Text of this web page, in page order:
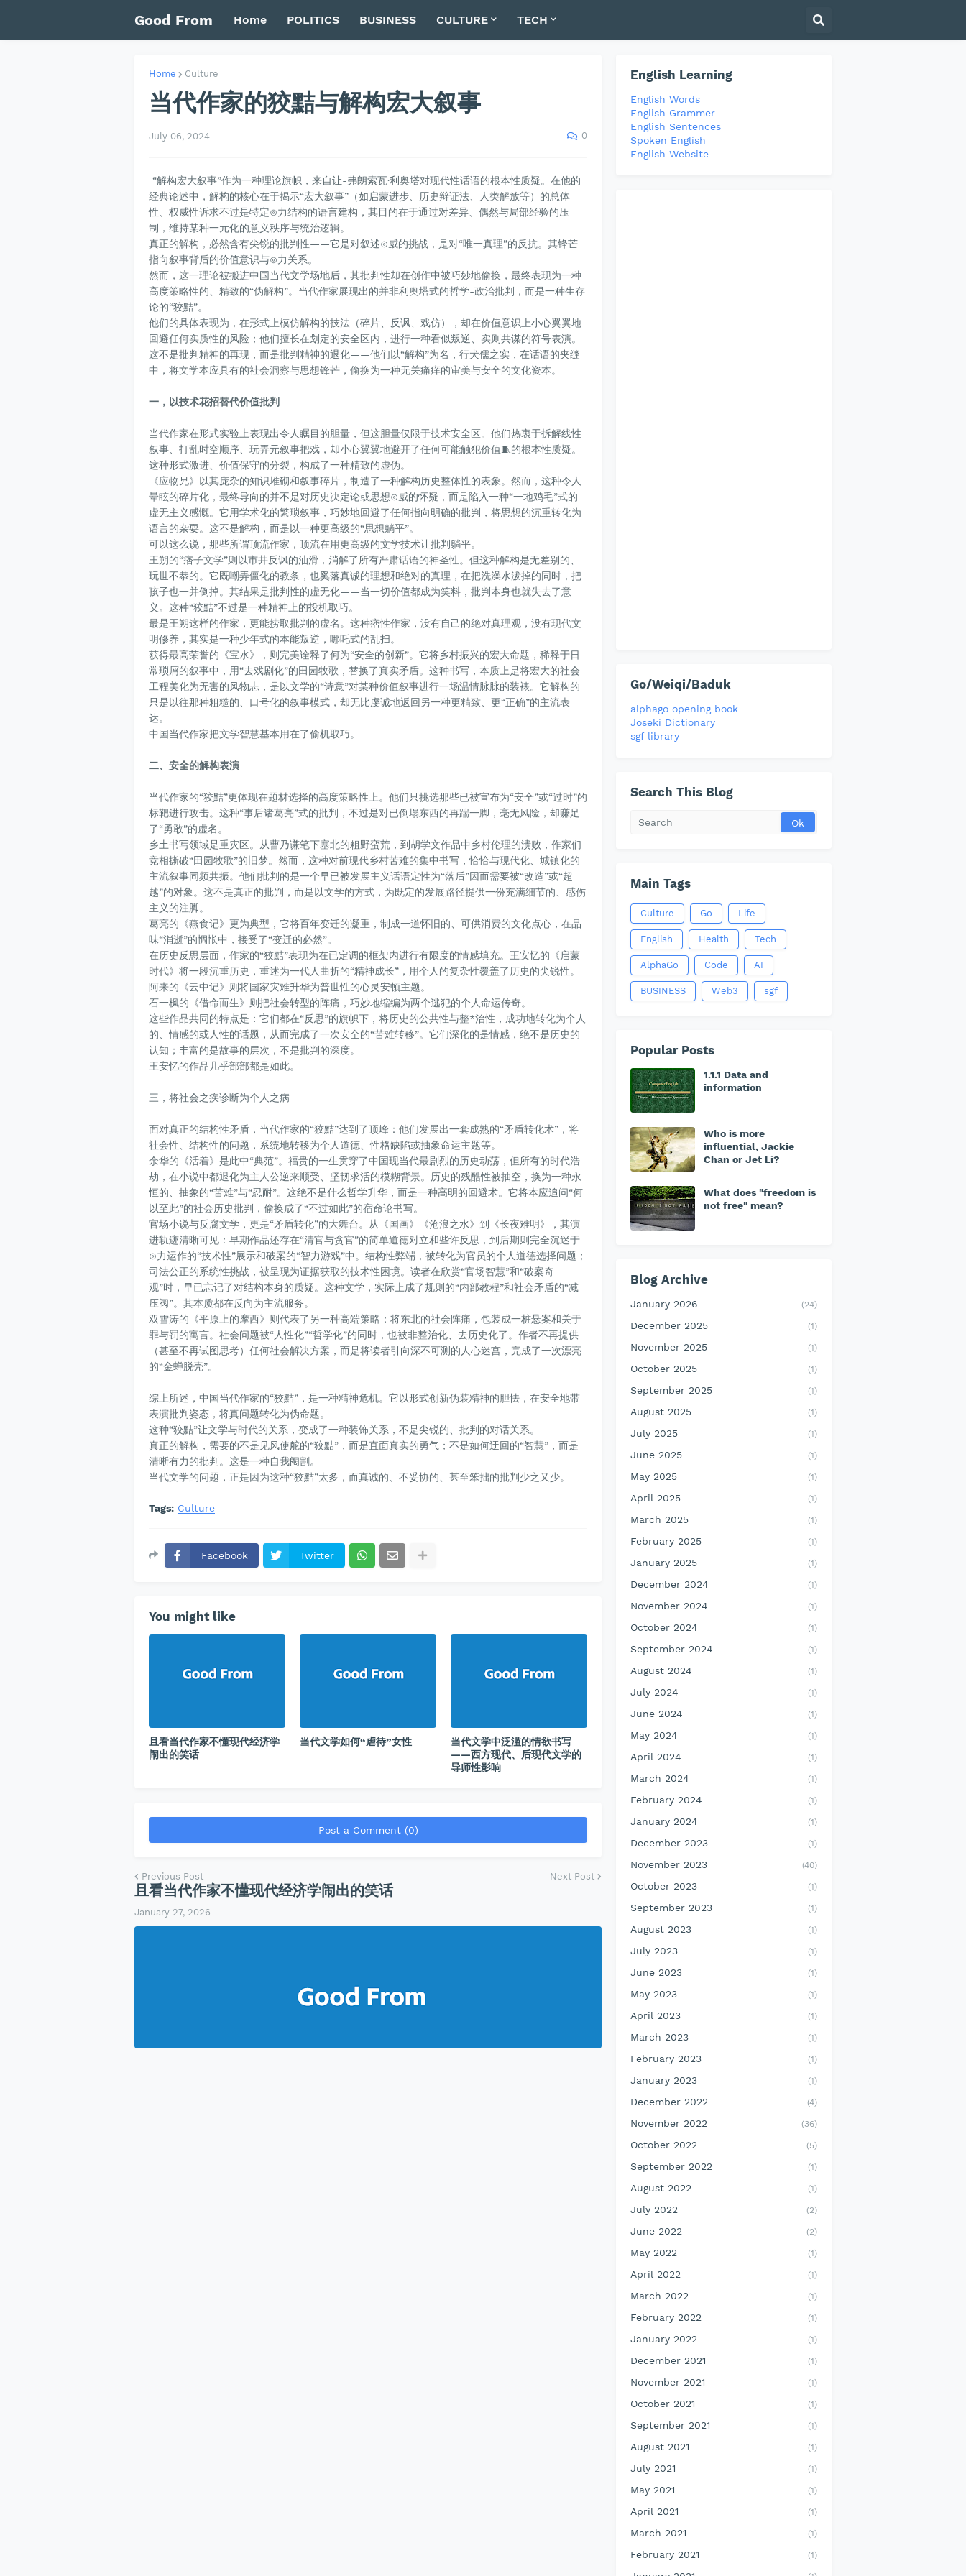
Good From Home POLITICS BUSINESS CULTURE TECH
Home Culture
当代作家的狡黠与解构宏大叙事
July 06, 2024 0
“解构宏大叙事”作为一种理论旗帜，来自让-弗朗索瓦·利奥塔对现代性话语的根本性质疑。在他的
经典论述中，解构的核心在于揭示“宏大叙事”（如启蒙进步、历史辩证法、人类解放等）的总体
性、权威性诉求不过是特定⊙力结构的语言建构，其目的在于通过对差异、偶然与局部经验的压
制，维持某种一元化的意义秩序与统治逻辑。
真正的解构，必然含有尖锐的批判性——它是对叙述⊙威的挑战，是对“唯一真理”的反抗。其锋芒
指向叙事背后的价值意识与⊙力关系。
然而，这一理论被搬进中国当代文学场地后，其批判性却在创作中被巧妙地偷换，最终表现为一种
高度策略性的、精致的“伪解构”。当代作家展现出的并非利奥塔式的哲学-政治批判，而是一种生存
论的“狡黠”。
他们的具体表现为，在形式上模仿解构的技法（碎片、反讽、戏仿），却在价值意识上小心翼翼地
回避任何实质性的风险；他们擅长在划定的安全区内，进行一种看似叛逆、实则共谋的符号表演。
这不是批判精神的再现，而是批判精神的退化——他们以“解构”为名，行犬儒之实，在话语的夹缝
中，将文学本应具有的社会洞察与思想锋芒，偷换为一种无关痛痒的审美与安全的文化资本。
一，以技术花招替代价值批判
当代作家在形式实验上表现出令人瞩目的胆量，但这胆量仅限于技术安全区。他们热衷于拆解线性
叙事、打乱时空顺序、玩弄元叙事把戏，却小心翼翼地避开了任何可能触犯价值🧵的根本性质疑。
这种形式激进、价值保守的分裂，构成了一种精致的虚伪。
《应物兄》以其庞杂的知识堆砌和叙事碎片，制造了一种解构历史整体性的表象。然而，这种令人
晕眩的碎片化，最终导向的并不是对历史决定论或思想⊙威的怀疑，而是陷入一种“一地鸡毛”式的
虚无主义感慨。它用学术化的繁琐叙事，巧妙地回避了任何指向明确的批判，将思想的沉重转化为
语言的杂耍。这不是解构，而是以一种更高级的“思想躺平”。
可以这么说，那些所谓顶流作家，顶流在用更高级的文学技术让批判躺平。
王朔的“痞子文学”则以市井反讽的油滑，消解了所有严肃话语的神圣性。但这种解构是无差别的、
玩世不恭的。它既嘲弄僵化的教条，也奚落真诚的理想和绝对的真理，在把洗澡水泼掉的同时，把
孩子也一并倒掉。其结果是批判性的虚无化——当一切价值都成为笑料，批判本身也就失去了意
义。这种“狡黠”不过是一种精神上的投机取巧。
最是王朔这样的作家，更能捞取批判的虚名。这种痞性作家，没有自己的绝对真理观，没有现代文
明修养，其实是一种少年式的本能叛逆，哪吒式的乱扫。
获得最高荣誉的《宝水》，则完美诠释了何为“安全的创新”。它将乡村振兴的宏大命题，稀释于日
常琐屑的叙事中，用“去戏剧化”的田园牧歌，替换了真实矛盾。这种书写，本质上是将宏大的社会
工程美化为无害的风物志，是以文学的“诗意”对某种价值叙事进行一场温情脉脉的装裱。它解构的
只是以往那种粗糙的、口号化的叙事模式，却无比虔诚地返回另一种更精致、更“正确”的主流表
达。
中国当代作家把文学智慧基本用在了偷机取巧。
二、安全的解构表演
当代作家的“狡黠”更体现在题材选择的高度策略性上。他们只挑选那些已被宣布为“安全”或“过时”的
标靶进行攻击。这种“事后诸葛亮”式的批判，不过是对已倒塌东西的再踹一脚，毫无风险，却赚足
了“勇敢”的虚名。
乡土书写领域是重灾区。从曹乃谦笔下塞北的粗野蛮荒，到胡学文作品中乡村伦理的溃败，作家们
竞相撕破“田园牧歌”的旧梦。然而，这种对前现代乡村苦难的集中书写，恰恰与现代化、城镇化的
主流叙事同频共振。他们批判的是一个早已被发展主义话语定性为“落后”因而需要被“改造”或“超
越”的对象。这不是真正的批判，而是以文学的方式，为既定的发展路径提供一份充满细节的、感伤
主义的注脚。
葛亮的《燕食记》更为典型，它将百年变迁的凝重，制成一道怀旧的、可供消费的文化点心，在品
味“消逝”的惆怅中，接受了“变迁的必然”。
在历史反思层面，作家的“狡黠”表现为在已定调的框架内进行有限度的情感填充。王安忆的《启蒙
时代》将一段沉重历史，重述为一代人曲折的“精神成长”，用个人的复杂性覆盖了历史的尖锐性。
阿来的 《云中记》 则将国家灾难升华为普世性的心灵安顿主题。
石一枫的 《借命而生》 则把社会转型的阵痛，巧妙地缩编为两个逃犯的个人命运传奇。
这些作品共同的特点是：它们都在“反思”的旗帜下，将历史的公共性与整*治性，成功地转化为个人
的、情感的或人性的话题，从而完成了一次安全的“苦难转移”。它们深化的是情感，绝不是历史的
认知；丰富的是故事的层次，不是批判的深度。
王安忆的作品几乎部部都是如此。
三，将社会之疾诊断为个人之病
面对真正的结构性矛盾，当代作家的“狡黠”达到了顶峰：他们发展出一套成熟的“矛盾转化术”，将
社会性、结构性的问题，系统地转移为个人道德、性格缺陷或抽象命运主题等。
余华的 《活着》 是此中“典范”。福贵的一生贯穿了中国现当代最剧烈的历史动荡，但所有的时代浩
劫，在小说中都退化为主人公逆来顺受、坚韧求活的模糊背景。历史的残酷性被抽空，换为一种永
恒的、抽象的“苦难”与“忍耐”。这绝不是什么哲学升华，而是一种高明的回避术。它将本应追问“何
以至此”的社会历史批判，偷换成了“不过如此”的宿命论书写。
官场小说与反腐文学，更是“矛盾转化”的大舞台。从《国画》
《沧浪之水》 到《长夜难明》，其演
进轨迹清晰可见：早期作品还存在“清官与贪官”的简单道德对立和些许反思，到后期则完全沉迷于
⊙力运作的“技术性”展示和破案的“智力游戏”中。结构性弊端，被转化为官员的个人道德选择问题；
司法公正的系统性挑战，被呈现为证据获取的技术性困境。读者在欣赏“官场智慧”和“破案奇
观”时，早已忘记了对结构本身的质疑。这种文学，实际上成了规则的“内部教程”和社会矛盾的“减
压阀”。其本质都在反向为主流服务。
双雪涛的《平原上的摩西》则代表了另一种高端策略：将东北的社会阵痛，包装成一桩悬案和关于
罪与罚的寓言。社会问题被“人性化”“哲学化”的同时，也被非整治化、去历史化了。作者不再提供
（甚至不再试图思考）任何社会解决方案，而是将读者引向深不可测的人心迷宫，完成了一次漂亮
的“金蝉脱壳”。
综上所述，中国当代作家的“狡黠”，是一种精神危机。它以形式创新伪装精神的胆怯，在安全地带
表演批判姿态，将真问题转化为伪命题。
这种“狡黠”让文学与时代的关系，变成了一种装饰关系，不是尖锐的、批判的对话关系。
真正的解构，需要的不是见风使舵的“狡黠”，而是直面真实的勇气；不是如何迂回的“智慧”，而是
清晰有力的批判。这是一种自我阉割。
当代文学的问题，正是因为这种“狡黠”太多，而真诚的、不妥协的、甚至笨拙的批判少之又少。
Tags: Culture
Facebook Twitter
You might like
且看当代作家不懂现代经济学
闹出的笑话
当代文学如何“虐待”女性
当代文学中泛滥的情欲书写
——西方现代、后现代文学的
导师性影响
Post a Comment (0)
Previous Post Next Post
且看当代作家不懂现代经济学闹出的笑话
January 27, 2026
English Learning
English Words
English Grammer
English Sentences
Spoken English
English Website
Go/Weiqi/Baduk
alphago opening book
Joseki Dictionary
sgf library
Search This Blog
Main Tags
Culture Go Life
English Health Tech
AlphaGo Code AI
BUSINESS Web3 sgf
Popular Posts
1.1.1 Data and
information
Who is more
influential, Jackie
Chan or Jet Li?
What does "freedom is
not free" mean?
Blog Archive
January 2026 (24)
December 2025 (1)
November 2025 (1)
October 2025 (1)
September 2025 (1)
August 2025 (1)
July 2025 (1)
June 2025 (1)
May 2025 (1)
April 2025 (1)
March 2025 (1)
February 2025 (1)
January 2025 (1)
December 2024 (1)
November 2024 (1)
October 2024 (1)
September 2024 (1)
August 2024 (1)
July 2024 (1)
June 2024 (1)
May 2024 (1)
April 2024 (1)
March 2024 (1)
February 2024 (1)
January 2024 (1)
December 2023 (1)
November 2023 (40)
October 2023 (1)
September 2023 (1)
August 2023 (1)
July 2023 (1)
June 2023 (1)
May 2023 (1)
April 2023 (1)
March 2023 (1)
February 2023 (1)
January 2023 (1)
December 2022 (4)
November 2022 (36)
October 2022 (5)
September 2022 (1)
August 2022 (1)
July 2022 (2)
June 2022 (2)
May 2022 (1)
April 2022 (1)
March 2022 (1)
February 2022 (1)
January 2022 (1)
December 2021 (1)
November 2021 (1)
October 2021 (1)
September 2021 (1)
August 2021 (1)
July 2021 (1)
May 2021 (1)
April 2021 (1)
March 2021 (1)
February 2021 (1)